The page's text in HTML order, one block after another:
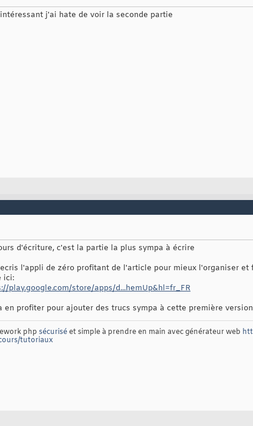
j'ai hate de voir la seconde partie
d'écriture, c'est la partie la plus sympa à écrire
l'appli de zéro profitant de l'article pour mieux l'organiser
ici:
play.google.com/store/apps/d...hemUp&hl=fr_FR
en profiter pour ajouter des trucs sympa à cette première
php sécuriséet simple à prendre en main avec générateur web
tutoriaux